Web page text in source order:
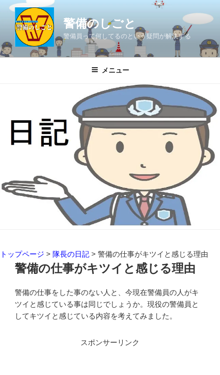
ン
ツ
警備のしごと
警備員って何してるのという疑問が解決する
メニュー
トップページ > 隊長の日記 > 警備の仕事がキツイと感じる理由
警備の仕事がキツイと感じる理由
警備の仕事をした事のない人と、今現在警備員の人がキ
ツイと感じている事は同じでしょうか。現役の警備員と
してキツイと感じている内容を考えてみました。
スポンサーリンク